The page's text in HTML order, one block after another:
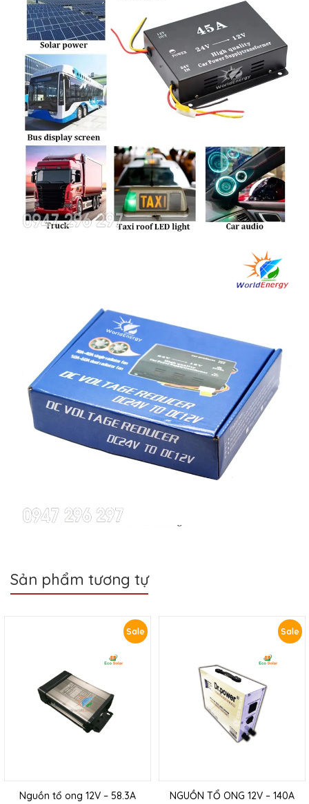
Sản phẩm tương tự
Sale
Nguồn tổ ong 12V – 58.3A
Sale
NGUỒN TỔ ONG 12V – 140A